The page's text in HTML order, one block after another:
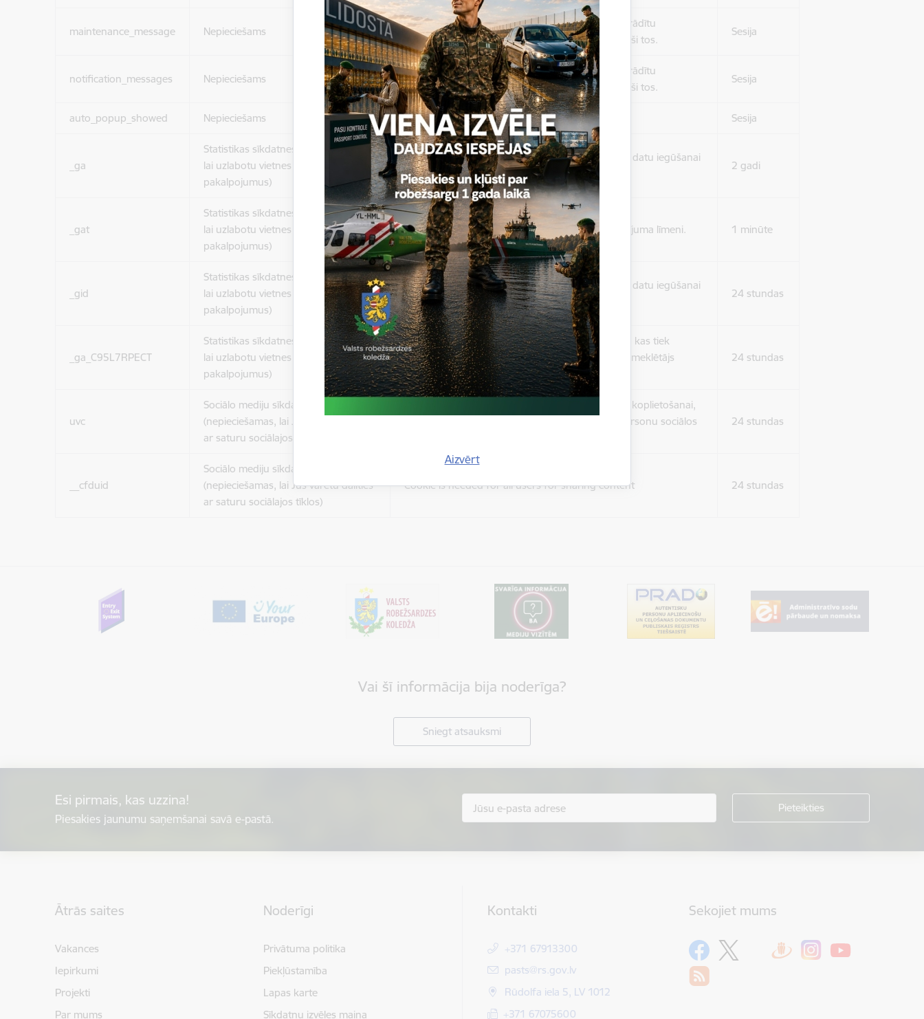
Aizvērt
maintenance_message Nepieciešams
Sīkdatne ir nepieciešama, lai visiem lietotājiem nerādītu
ziņojumus pēc tam, kad viņi ir izlasījuši un aizvēruši tos.
Sesija
notification_messages Nepieciešams
Sīkdatne ir nepieciešama, lai visiem lietotājiem nerādītu
ziņojumus pēc tam, kad viņi ir izlasījuši un aizvēruši tos.
Sesija
auto_popup_showed Nepieciešams Reģistrē, ka tiek parādīts modālais logs. Sesija
_ga
Statistikas sīkdatnes (nepieciešamas,
lai uzlabotu vietnes darbību un
pakalpojumus)
Reģistrē unikālu ID, kas tiek izmantots statistisko datu iegūšanai
par to, kā apmeklētājs izmanto vietni.
2 gadi
_gat
Statistikas sīkdatnes (nepieciešamas,
lai uzlabotu vietnes darbību un
pakalpojumus)
Izmanto Google Analytics, lai samazinātu pieprasījuma līmeni. 1 minūte
_gid
Statistikas sīkdatnes (nepieciešamas,
lai uzlabotu vietnes darbību un
pakalpojumus)
Reģistrē unikālu ID, kas tiek izmantots statistisko datu iegūšanai
par to, kā apmeklētājs izmanto vietni.
24 stundas
_ga_C95L7RPECT
Statistikas sīkdatnes (nepieciešamas,
lai uzlabotu vietnes darbību un
pakalpojumus)
Reģistrē unikālu ID priekš jaunākās GA 4 versijas, kas tiek
izmantots statistisko datu iegūšanai par to, kā apmeklētājs
izmanto vietni.
24 stundas
uvc
Sociālo mediju sīkdatnes
(nepieciešamas, lai Jūs varētu dalīties
ar saturu sociālajos tīklos)
Šīs sīkdatnes ir paredzētas tādu vietņu un satura koplietošanai,
kas jūs interesē mūsu vietnē, izmantojot trešo personu sociālos
24 stundas
__cfduid
Sociālo mediju sīkdatnes
(nepieciešamas, lai Jūs varētu dalīties
ar saturu sociālajos tīklos)
Cookie is needed for all users for sharing content 24 stundas
Vai šī informācija bija noderīga?
Sniegt atsauksmi
Esi pirmais, kas uzzina!
Piesakies jaunumu saņemšanai savā e-pastā.
Ātrās saites
Vakances
Iepirkumi
Projekti
Par mums
Noderīgi
Privātuma politika
Piekļūstamība
Lapas karte
Sīkdatņu izvēles maiņa
Kontakti
+371 67913300
E-pasts:
pasts@rs.gov.lv
Rūdolfa iela 5, LV 1012
+371 67075600
Sekojiet mums